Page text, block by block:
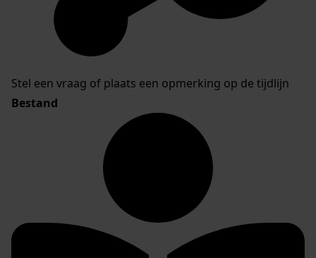
Stel een vraag of plaats een opmerking op de tijdlijn
Bestand